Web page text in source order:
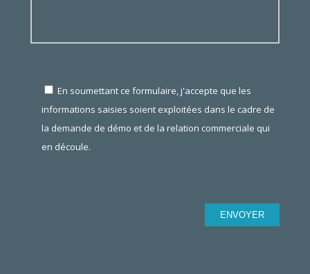
En soumettant ce formulaire, j'accepte que les
informations saisies soient exploitées dans le cadre de
la demande de démo et de la relation commerciale qui
en découle.